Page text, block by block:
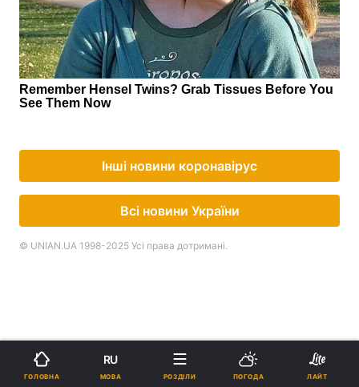
Інші новини коронавірус
Всі новини України
© UNIAN.UA 1998-2025 Усі права дотримані.
ГОЛОВНА
RU
МОВА РОЗДІЛИ ПОГОДА ЛАЙТ